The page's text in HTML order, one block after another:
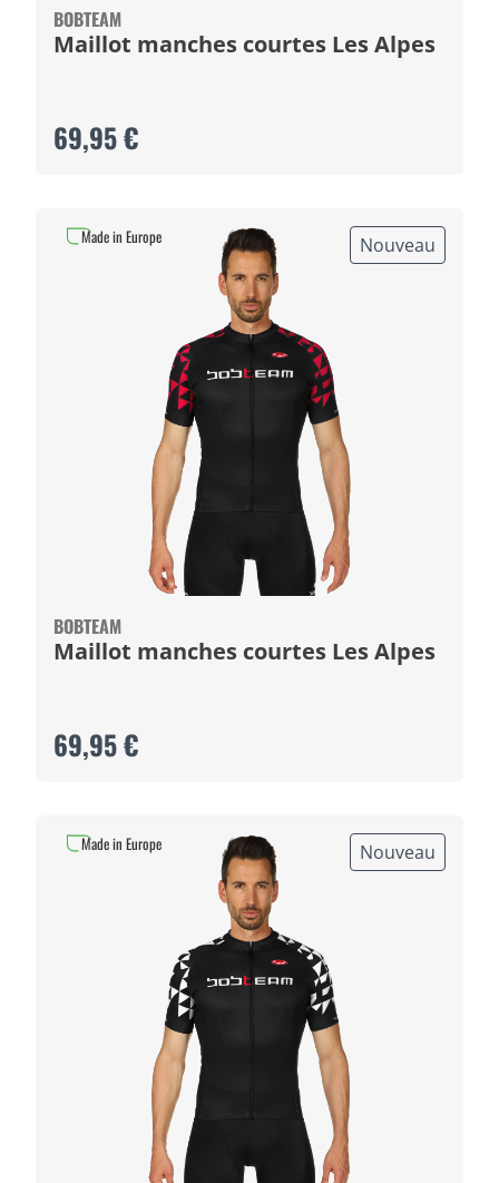
BOBTEAM
Maillot manches courtes Les Alpes
69,95 €
Nouveau
BOBTEAM
Maillot manches courtes Les Alpes
69,95 €
Made in Europe
Nouveau
Made in Europe